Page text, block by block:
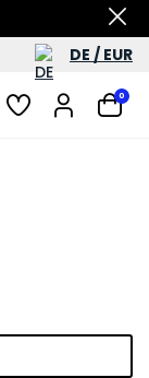
DE / EUR
0